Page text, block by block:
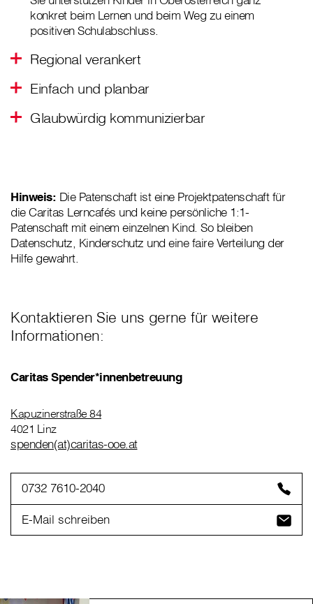
konkret beim Lernen und beim Weg zu einem
positiven Schulabschluss.
Regional verankert
Einfach und planbar
Glaubwürdig kommunizierbar
Hinweis: Die Patenschaft ist eine Projektpatenschaft für
die Caritas Lerncafés und keine persönliche 1:1-
Patenschaft mit einem einzelnen Kind. So bleiben
Datenschutz, Kinderschutz und eine faire Verteilung der
Hilfe gewahrt.
Kontaktieren Sie uns gerne für weitere
Informationen:
Caritas Spender*innenbetreuung
Kapuzinerstraße 84
4021 Linz
spenden(at)caritas-ooe.at
0732 7610-2040
E-Mail schreiben